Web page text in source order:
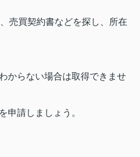
売買契約書などを探し、所在
からない場合は取得できませ
申請しましょう。